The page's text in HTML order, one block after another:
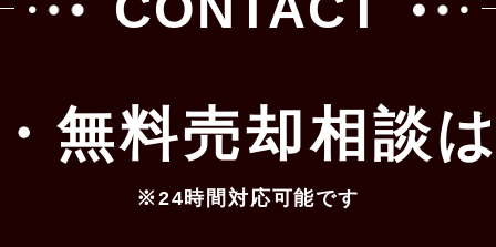
無料売却相談
※24時間対応可能です